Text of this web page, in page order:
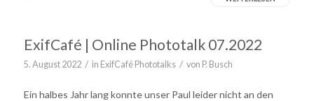
ExifCafé | Online Phototalk 07.2022
5. August 2022 / in ExifCafé Phototalks / von P. Busch
Ein halbes Jahr lang konnte unser Paul leider nicht an den